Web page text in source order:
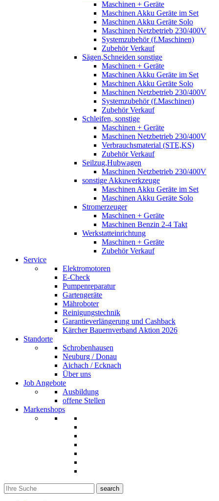
Maschinen + Geräte
Maschinen Akku Geräte im Set
Maschinen Akku Geräte Solo
Maschinen Netzbetrieb 230/400V
Systemzubehör (f.Maschinen)
Zubehör Verkauf
Sägen,Schneiden sonstige
Maschinen + Geräte
Maschinen Akku Geräte im Set
Maschinen Akku Geräte Solo
Maschinen Netzbetrieb 230/400V
Systemzubehör (f.Maschinen)
Zubehör Verkauf
Schleifen, sonstige
Maschinen + Geräte
Maschinen Netzbetrieb 230/400V
Verbrauchsmaterial (STE,KS)
Zubehör Verkauf
Seilzug,Hubwagen
Maschinen Netzbetrieb 230/400V
sonstige Akkuwerkzeuge
Maschinen Akku Geräte im Set
Maschinen Akku Geräte Solo
Stromerzeuger
Maschinen + Geräte
Maschinen Benzin 2-4 Takt
Werkstatteinrichtung
Maschinen + Geräte
Zubehör Verkauf
Service
Elektromotoren
E-Check
Pumpenreparatur
Gartengeräte
Mähroboter
Reinigungstechnik
Garantieverlängerung und Cashback
Kärcher Bauernverband Aktion 2026
Standorte
Schrobenhausen
Neuburg / Donau
Aichach / Ecknach
Über uns
Job Angebote
Ausbildung
offene Stellen
Markenshops
search